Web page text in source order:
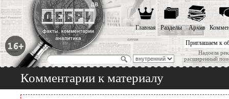
Приглашаем к
Надоела
расширенный
Главная Разделы Архив
Комментарии к материалу